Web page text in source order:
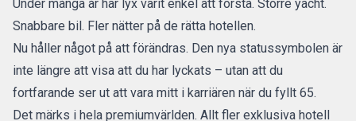
Under många år har lyx varit enkel att förstå. Större yacht.
Snabbare bil. Fler nätter på de rätta hotellen.
Nu håller något på att förändras. Den nya statussymbolen är
inte längre att visa att du har lyckats – utan att du
fortfarande ser ut att vara mitt i karriären när du fyllt 65.
Det märks i hela premiumvärlden. Allt fler exklusiva hotell